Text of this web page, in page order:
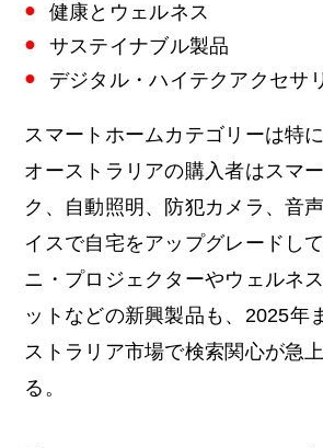
健康とウェルネス
サステイナブル製品
デジタル・ハイテクアクセサ
スマートホームカテゴリーは特に
オーストラリアの購入者はスマ
ク、自動照明、防犯カメラ、音
イスで自宅をアップグレードし
ニ・プロジェクターやウェルネ
ットなどの新興製品も、2025年
ストラリア市場で検索関心が急
る。